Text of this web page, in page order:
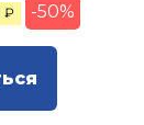
₽ -50%